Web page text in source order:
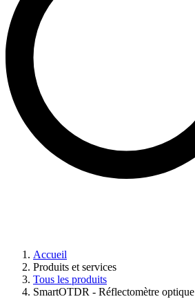
Accueil
Produits et services
Tous les produits
SmartOTDR - Réflectomètre optique